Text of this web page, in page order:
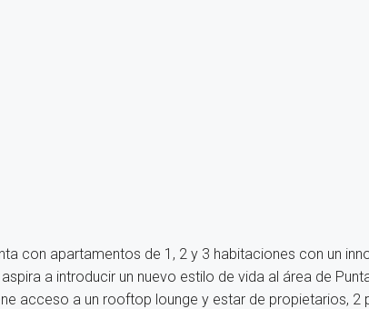
con apartamentos de 1, 2 y 3 habitaciones con un
a introducir un nuevo estilo de vida al área de
acceso a un rooftop lounge y estar de propietarios,